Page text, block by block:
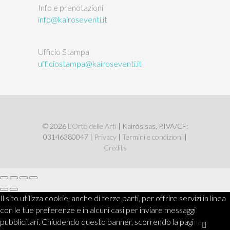
Info e prenotazioni
info@kairoseventi.it
Ufficio Stampa
ufficiostampa@kairoseventi.it
© 2026 L'Orto delle Arti | Kairòs sas, P.IVA/CF:
03146380047 | Privacy | Termini e condizioni |
Credits
Il sito utilizza cookie, anche di terze parti, per offrire servizi in linea
con le tue preferenze e in alcuni casi per inviare messaggi
pubblicitari. Chiudendo questo banner, scorrendo la pagina o